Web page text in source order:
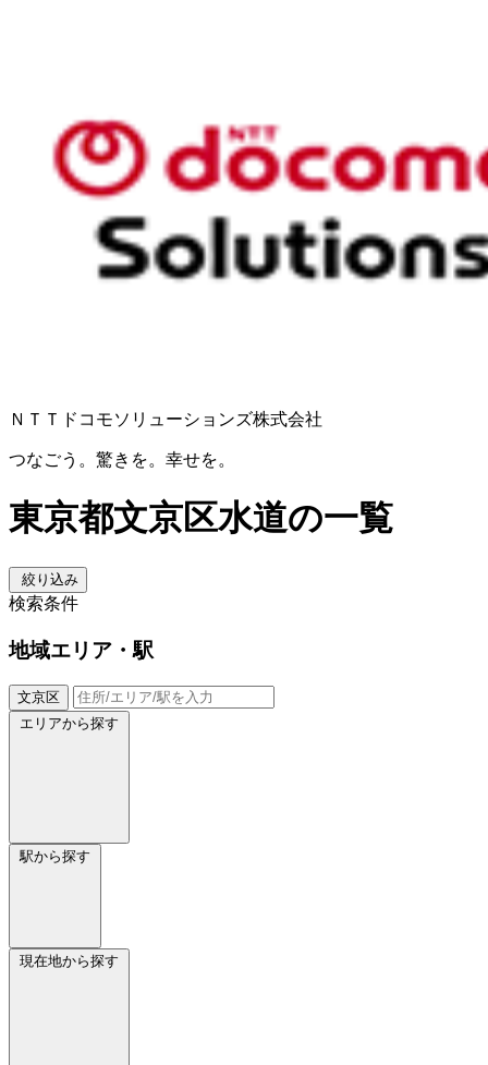
ＮＴＴドコモソリューションズ株式会社
つなごう。驚きを。幸せを。
東京都文京区水道の一覧
絞り込み
検索条件
地域エリア・駅
文京区
エリアから探す
駅から探す
現在地から探す